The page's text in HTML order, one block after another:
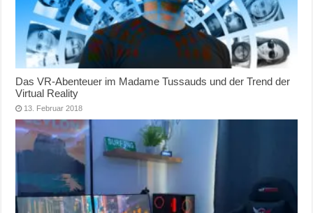
Das VR-Abenteuer im Madame Tussauds und der Trend der
Virtual Reality
13. Februar 2018